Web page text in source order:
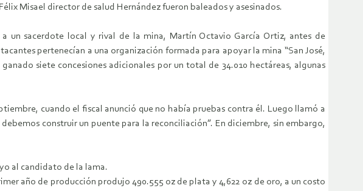
Misael director de salud Hernández fueron baleados y asesinados.
un sacerdote local y rival de la mina, Martín Octavio García Ortiz, antes de
pertenecían a una organización formada para apoyar la mina “San José,
siete concesiones adicionales por un total de 34.010 hectáreas, algunas
cuando el fiscal anunció que no había pruebas contra él. Luego llamó a
construir un puente para la reconciliación”. En diciembre, sin embargo,
al candidato de la lama.
año de producción produjo 490.555 oz de plata y 4,622 oz de oro, a un costo